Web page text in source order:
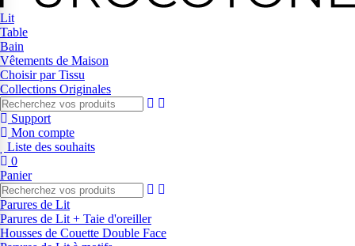
Lit
Table
Bain
Vêtements de Maison
Choisir par Tissu
Collections Originales
Support
Mon compte
Liste des souhaits
0
Panier
Parures de Lit
Parures de Lit + Taie d'oreiller
Housses de Couette Double Face